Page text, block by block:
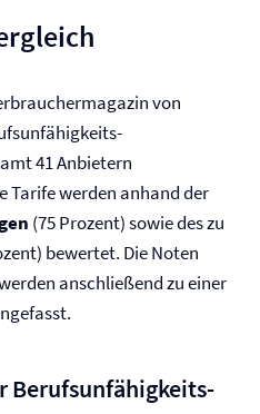
von
41 Anbietern
Tarife werden anhand der
(75 Prozent) sowie des zu
bewertet. Die Noten
anschließend zu einer
Berufs­unfähigkeits­